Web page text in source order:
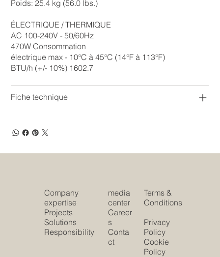
Poids: 25.4 kg (56.0 lbs.)
ÉLECTRIQUE / THERMIQUE
AC 100-240V - 50/60Hz
470W Consommation
électrique max - 10°C à 45°C (14°F à 113°F)
BTU/h (+/- 10%) 1602.7
Fiche technique
Company
expertise
Projects
Solutions
Responsibility
media
center
Career
s
Conta
ct
Terms &
Conditions
Privacy
Policy
Cookie
Policy